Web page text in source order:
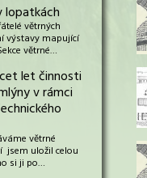
lopatkách
větrných
výstavy mapující
větrné…
let činnosti
v rámci
větrné
jsem uložil celou
si ji po…